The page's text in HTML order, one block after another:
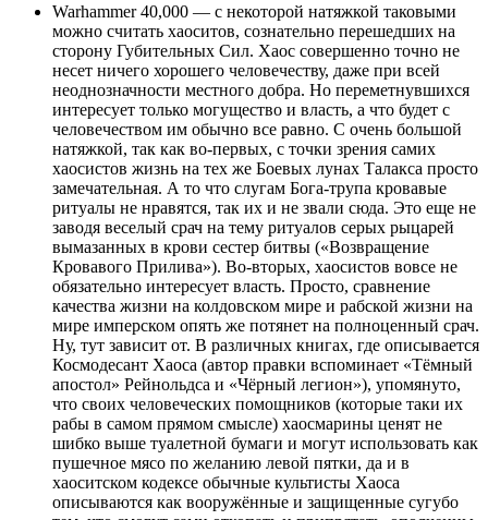
Warhammer 40,000 — с некоторой натяжкой таковыми
можно считать хаоситов, сознательно перешедших на
сторону Губительных Сил. Хаос совершенно точно не
несет ничего хорошего человечеству, даже при всей
неоднозначности местного добра. Но переметнувшихся
интересует только могущество и власть, а что будет с
человечеством им обычно все равно. С очень большой
натяжкой, так как во-первых, с точки зрения самих
хаосистов жизнь на тех же Боевых лунах Талакса просто
замечательная. А то что слугам Бога-трупа кровавые
ритуалы не нравятся, так их и не звали сюда. Это еще не
заводя веселый срач на тему ритуалов серых рыцарей
вымазанных в крови сестер битвы («Возвращение
Кровавого Прилива»). Во-вторых, хаосистов вовсе не
обязательно интересует власть. Просто, сравнение
качества жизни на колдовском мире и рабской жизни на
мире имперском опять же потянет на полноценный срач.
Ну, тут зависит от. В различных книгах, где описывается
Космодесант Хаоса (автор правки вспоминает «Тёмный
апостол» Рейнольдса и «Чёрный легион»), упомянуто,
что своих человеческих помощников (которые таки их
рабы в самом прямом смысле) хаосмарины ценят не
шибко выше туалетной бумаги и могут использовать как
пушечное мясo по желанию левой пятки, да и в
хаоситском кодексе обычные культисты Хаоса
описываются как вооружённые и защищенные сугубо